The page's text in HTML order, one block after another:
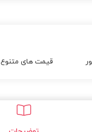
قیمت های متنوع